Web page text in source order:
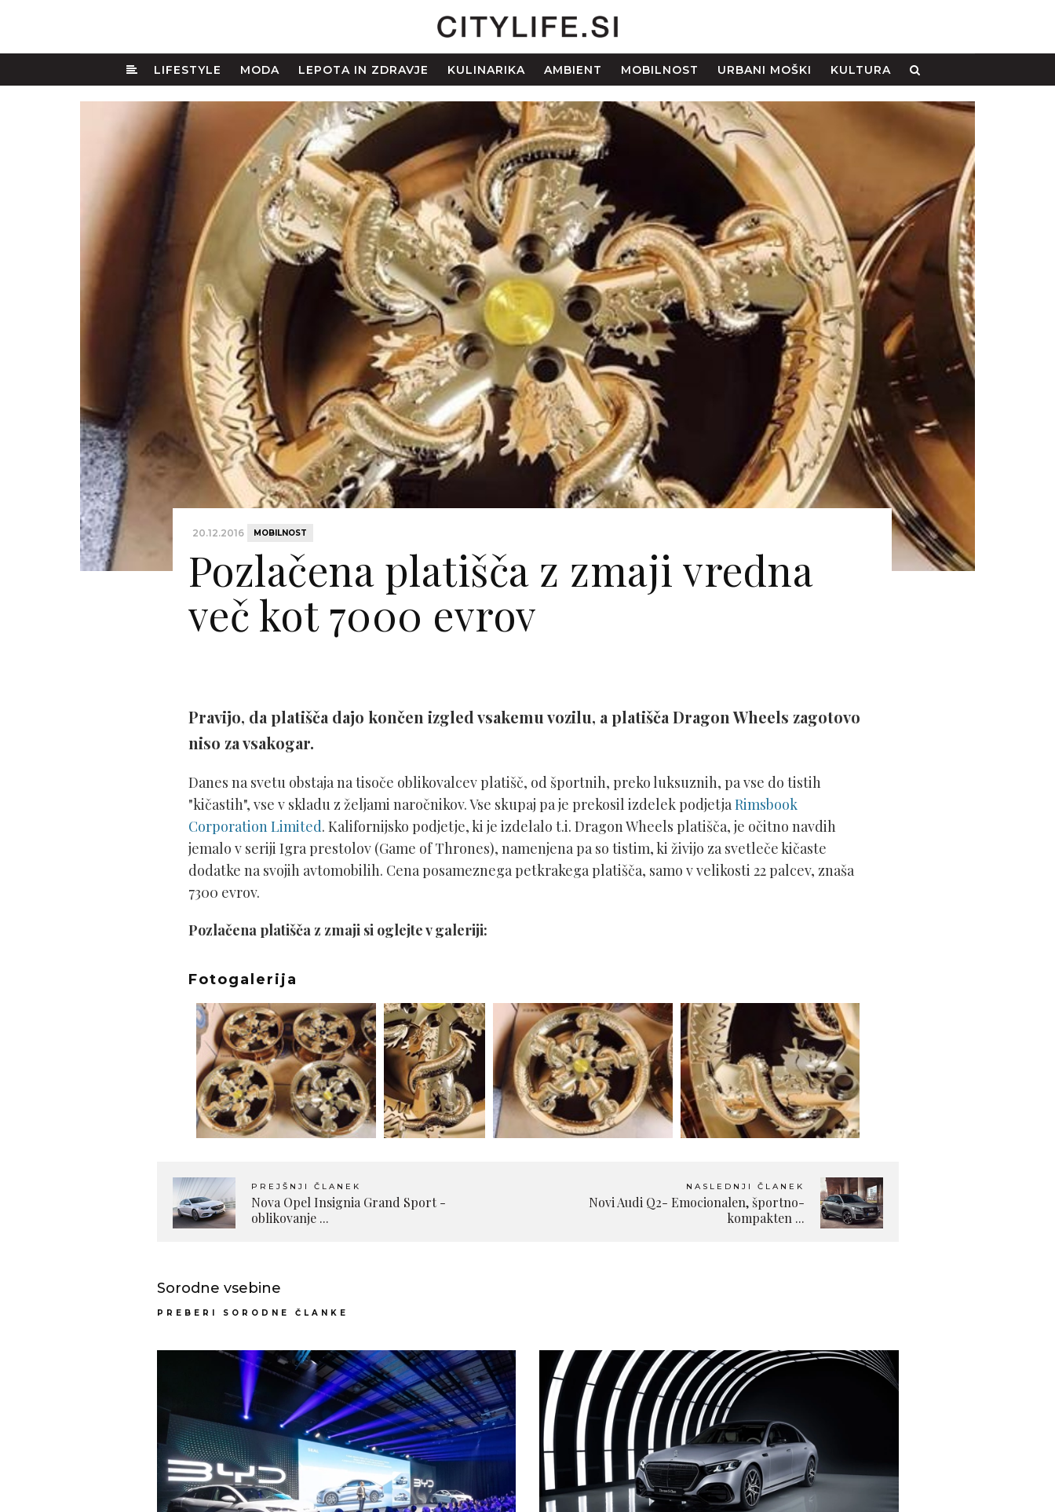
LIFESTYLE MODA LEPOTA IN ZDRAVJE KULINARIKA AMBIENT MOBILNOST URBANI MOŠKI KULTURA
20.12.2016 MOBILNOST
Pozlačena platišča z zmaji vredna
več kot 7000 evrov
Pravijo, da platišča dajo končen izgled vsakemu vozilu, a platišča Dragon Wheels zagotovo
niso za vsakogar.
Danes na svetu obstaja na tisoče oblikovalcev platišč, od športnih, preko luksuznih, pa vse do tistih
"kičastih", vse v skladu z željami naročnikov. Vse skupaj pa je prekosil izdelek podjetjaRimsbook
Corporation Limited. Kalifornijsko podjetje, ki je izdelalo t.i. Dragon Wheels platišča, je očitno navdih
jemalo v seriji Igra prestolov (Game of Thrones), namenjena pa so tistim, ki živijo za svetleče kičaste
dodatke na svojih avtomobilih. Cena posameznega petkrakega platišča, samo v velikosti 22 palcev, znaša
7300 evrov.
Pozlačena platišča z zmaji si oglejte v galeriji:
Fotogalerija
PREJŠNJI ČLANEK
Nova Opel Insignia Grand Sport -
oblikovanje ...
NASLEDNJI ČLANEK
Novi Audi Q2- Emocionalen, športno-
kompakten ...
Sorodne vsebine
PREBERI SORODNE ČLANKE